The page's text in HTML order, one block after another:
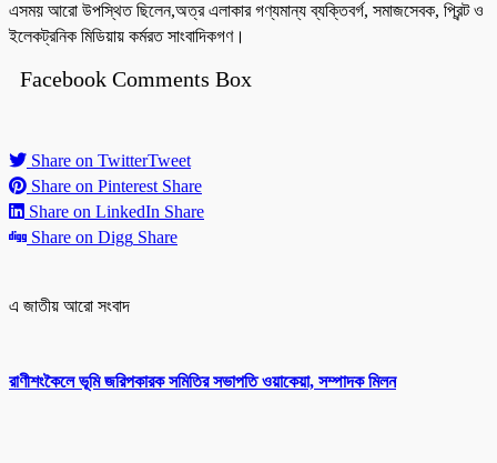
এসময় আরো উপস্থিত ছিলেন,অত্র এলাকার গণ্যমান্য ব্যক্তিবর্গ, সমাজসেবক, প্রিন্ট ও
ইলেকট্রনিক মিডিয়ায় কর্মরত সাংবাদিকগণ।
Facebook Comments Box
Share on TwitterTweet
Share on Pinterest Share
Share on LinkedIn Share
Share on Digg Share
এ জাতীয় আরো সংবাদ
রাণীশংকৈলে ভূমি জরিপকারক সমিতির সভাপতি ওয়াকেয়া, সম্পাদক মিলন